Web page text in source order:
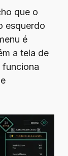
que o
esquerdo
é
a tela de
funciona